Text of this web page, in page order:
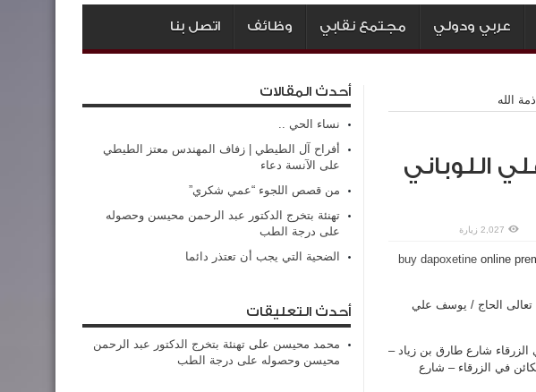
عربي ودولي مجتمع نقابي وظائف اتصل بنا
الله
اللوباني
البيطريين
2,027 زيارة
buy dapoxetine online
تعالى الحاج / يوسف علي
مسجد عثمان بن عفاف في الزرقاء شارع طارق بن زياد –
في الزرقاء – شارع
أحدث المقالات
نساء الحي ..
أفراح آل الطيطي | زفاف المهندس معتز الطيطي
على الآنسة دعاء
من قصص اللجوء “عمي شكري”
تهنئة بتخرج الدكتور عبد الرحمن محيسن وحصوله
على درجة الطب
الضحية التي يجب أن تعتذر دائما
أحدث التعليقات
محمد محيسن على تهنئة بتخرج الدكتور عبد الرحمن
محيسن وحصوله على درجة الطب